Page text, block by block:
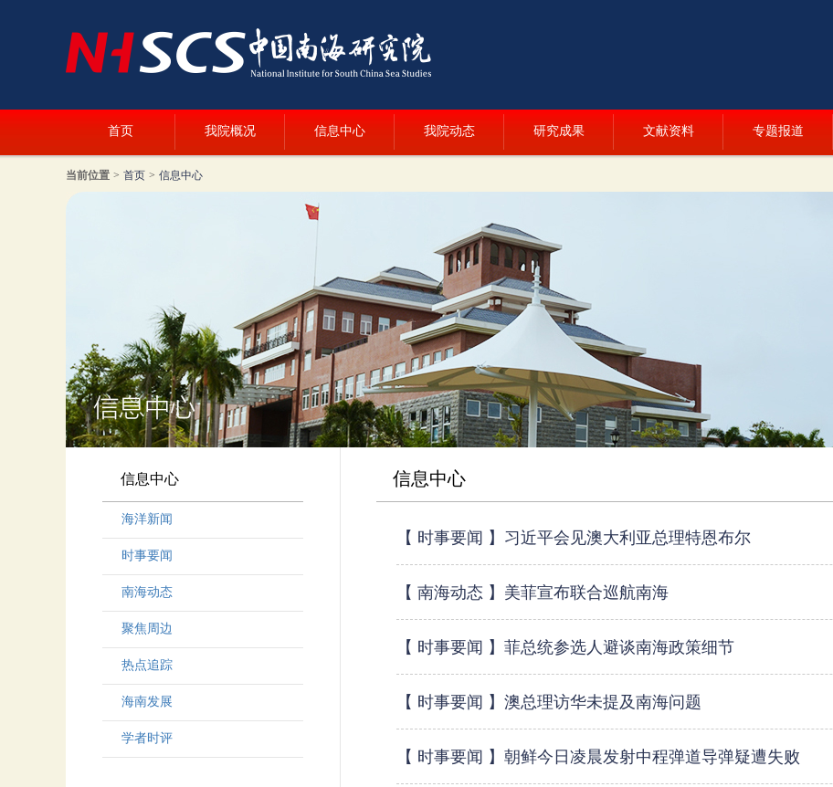
首页 我院概况 信息中心 我院动态 研究成果 文献资料 专题报道
当前位置 > 首页 > 信息中心
信息中心
海洋新闻
时事要闻
南海动态
聚焦周边
热点追踪
海南发展
学者时评
信息中心
【 时事要闻 】习近平会见澳大利亚总理特恩布尔
【 南海动态 】美菲宣布联合巡航南海
【 时事要闻 】菲总统参选人避谈南海政策细节
【 时事要闻 】澳总理访华未提及南海问题
【 时事要闻 】朝鲜今日凌晨发射中程弹道导弹疑遭失败